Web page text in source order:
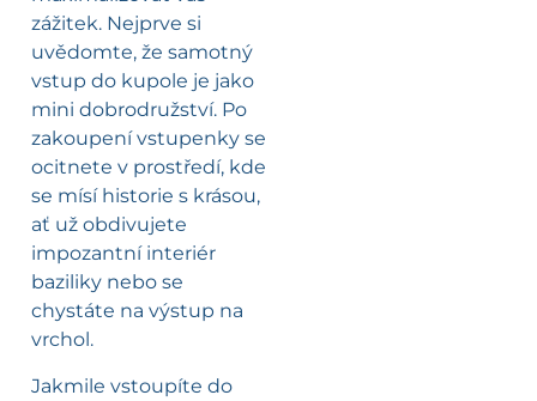
zážitek. Nejprve si
uvědomte, že samotný
vstup do kupole je jako
mini dobrodružství. Po
zakoupení vstupenky se
ocitnete v prostředí, kde
se mísí historie s krásou,
ať už obdivujete
impozantní interiér
baziliky nebo se
chystáte na výstup na
vrchol.
Jakmile vstoupíte do